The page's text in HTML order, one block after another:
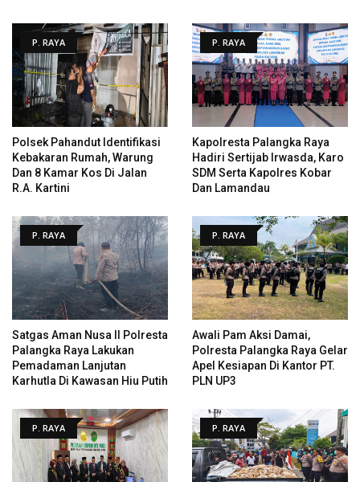
P. RAYA
Polsek Pahandut Identifikasi
Kebakaran Rumah, Warung
Dan 8 Kamar Kos Di Jalan
R.A. Kartini
P. RAYA
Kapolresta Palangka Raya
Hadiri Sertijab Irwasda, Karo
SDM Serta Kapolres Kobar
Dan Lamandau
P. RAYA
Satgas Aman Nusa II Polresta
Palangka Raya Lakukan
Pemadaman Lanjutan
Karhutla Di Kawasan Hiu Putih
P. RAYA
Awali Pam Aksi Damai,
Polresta Palangka Raya Gelar
Apel Kesiapan Di Kantor PT.
PLN UP3
P. RAYA P. RAYA